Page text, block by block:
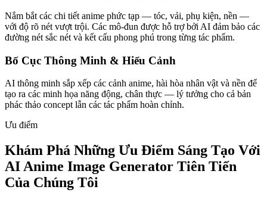
Nắm bắt các chi tiết anime phức tạp — tóc, vải, phụ kiện, nền —
với độ rõ nét vượt trội. Các mô-đun được hỗ trợ bởi AI đảm bảo các
đường nét sắc nét và kết cấu phong phú trong từng tác phẩm.
Bố Cục Thông Minh & Hiểu Cảnh
AI thông minh sắp xếp các cảnh anime, hài hòa nhân vật và nền để
tạo ra các minh họa năng động, chân thực — lý tưởng cho cả bản
phác thảo concept lẫn các tác phẩm hoàn chỉnh.
Ưu điểm
Khám Phá Những Ưu Điểm Sáng Tạo Với
AI Anime Image Generator Tiên Tiến
Của Chúng Tôi